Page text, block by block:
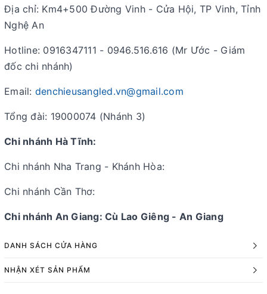
Địa chỉ: Km4+500 Đường Vinh - Cửa Hội, TP Vinh, Tỉnh
Nghệ An
Hotline: 0916347111 - 0946.516.616 (Mr Ước - Giám
đốc chi nhánh)
Email: denchieusangled.vn@gmail.com
Tổng đài: 19000074 (Nhánh 3)
Chi nhánh Hà Tĩnh:
Chi nhánh Nha Trang - Khánh Hòa:
Chi nhánh Cần Thơ:
Chi nhánh An Giang: Cù Lao Giêng - An Giang
DANH SÁCH CỬA HÀNG
NHẬN XÉT SẢN PHẨM